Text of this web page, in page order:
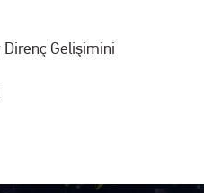
Gelişimini